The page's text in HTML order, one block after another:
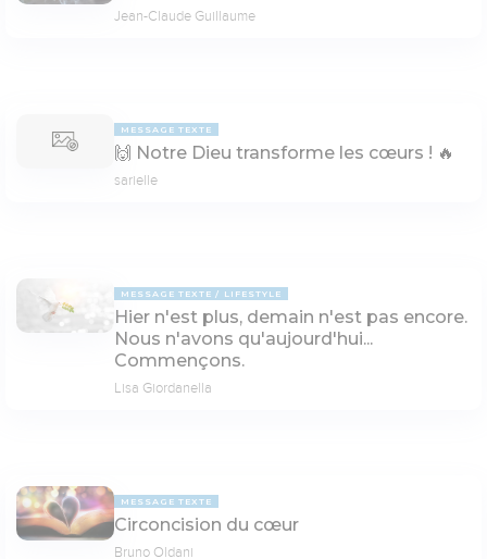
Jean-Claude Guillaume
MESSAGE TEXTE
🙌 Notre Dieu transforme les cœurs ! 🔥
sarielle
MESSAGE TEXTE LIFESTYLE
Hier n'est plus, demain n'est pas encore.
Nous n'avons qu'aujourd'hui...
Commençons.
Lisa Giordanella
MESSAGE TEXTE
Circoncision du cœur
Bruno Oldani